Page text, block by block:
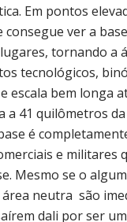
Em pontos
consegue ver a
tornando a
tecnológicos,
escala bem longa
a 41 quilômetros da
é
e militares
Mesmo se o
neutra são
dali por ser